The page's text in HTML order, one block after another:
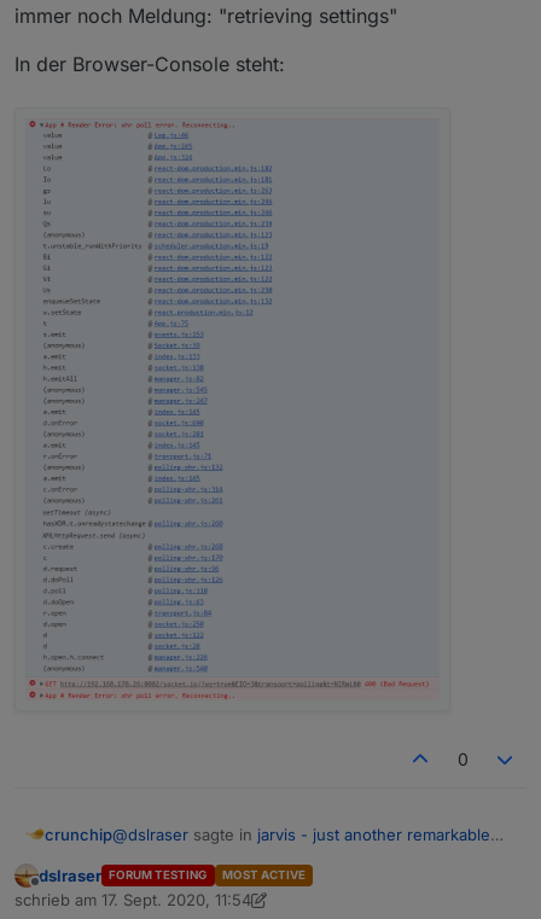
Unterschied.
immer noch Meldung: "retrieving settings"
In der Browser-Console steht:
0
crunchip@dslraser sagte in jarvis - just another remarkable
mal die rc.5
Offline
dslraser FORUM TESTING MOST ACTIVE
schrieb am 17. Sept. 2020, 11:54
zuletzt editiert von dslraser